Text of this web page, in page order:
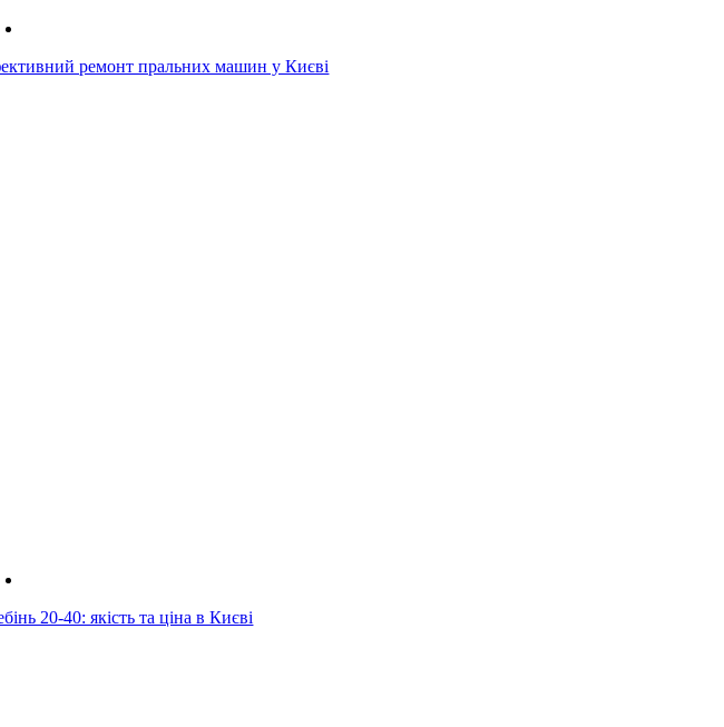
ремонт пральних машин у Києві
20-40: якість та ціна в Києві